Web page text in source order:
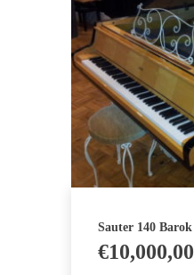
Sauter 140 Barok
€10,000,00